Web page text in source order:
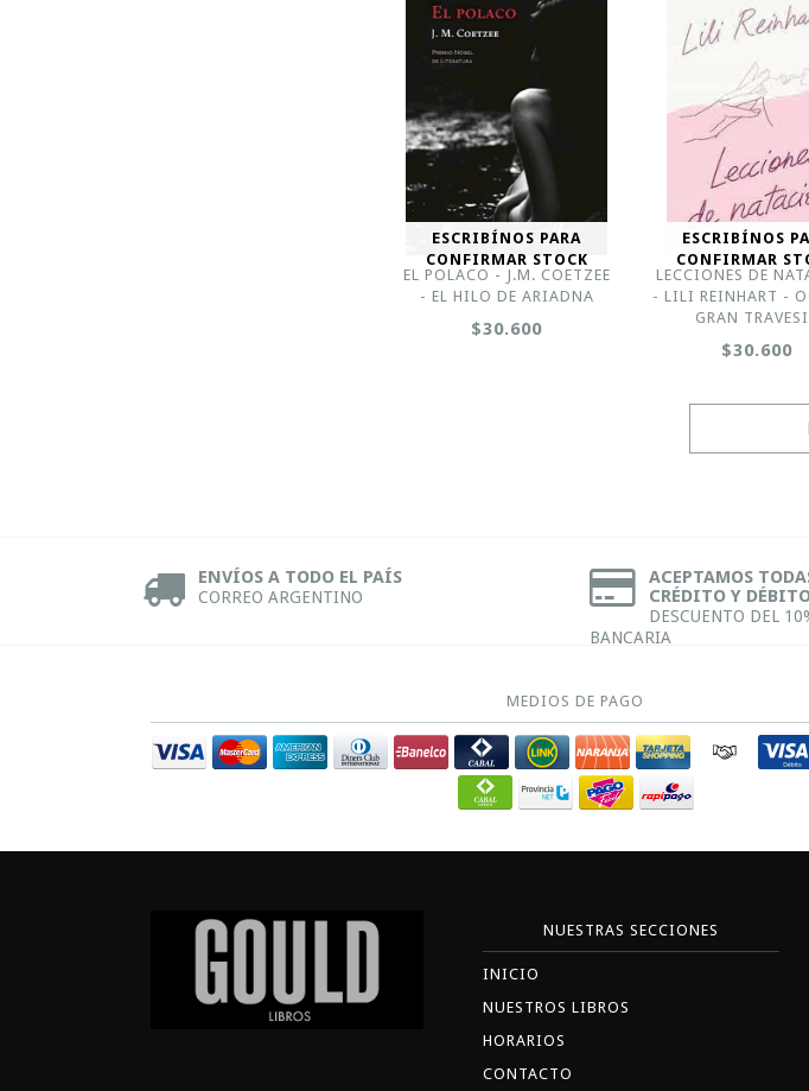
ESCRIBÍNOS PARA
CONFIRMAR STOCK
EL POLACO - J.M. COETZEE
- EL HILO DE ARIADNA
$30.600
ESCRIBÍNOS
CONFIRMAR
LECCIONES DE
- LILI REINHART -
GRAN
$30.600
ENVÍOS A TODO EL PAÍS
CORREO ARGENTINO
ACEPTAMOS
CRÉDITO Y
DESCUENTO DEL
BANCARIA
MEDIOS DE PAGO
NUESTRAS SECCIONES
INICIO
NUESTROS LIBROS
HORARIOS
CONTACTO